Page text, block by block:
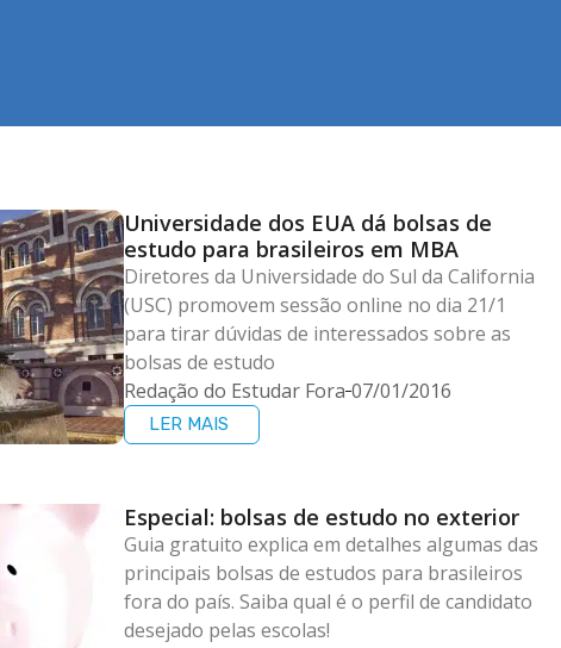
Universidade dos EUA dá bolsas de
estudo para brasileiros em MBA
Diretores da Universidade do Sul da California
(USC) promovem sessão online no dia 21/1
para tirar dúvidas de interessados sobre as
bolsas de estudo
Redação do Estudar Fora 07/01/2016
LER MAIS
Especial: bolsas de estudo no exterior
Guia gratuito explica em detalhes algumas das
principais bolsas de estudos para brasileiros
fora do país. Saiba qual é o perfil de candidato
desejado pelas escolas!